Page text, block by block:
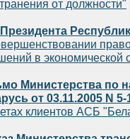
от должности"
в экономической
Министерства по
от 03.11.2005 N 5-
клиентов АСБ